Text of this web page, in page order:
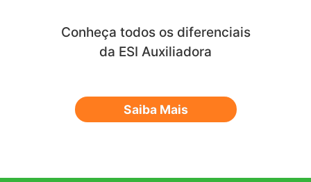
Conheça todos os diferenciais
da ESI Auxiliadora
Saiba Mais